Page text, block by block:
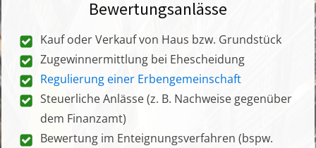
Bewertungsanlässe
Kauf oder Verkauf von Haus bzw. Grundstück
Zugewinnermittlung bei Ehescheidung
Regulierung einer Erbengemeinschaft
Steuerliche Anlässe (z. B. Nachweise gegenüber
dem Finanzamt)
Bewertung im Enteignungsverfahren (bspw.